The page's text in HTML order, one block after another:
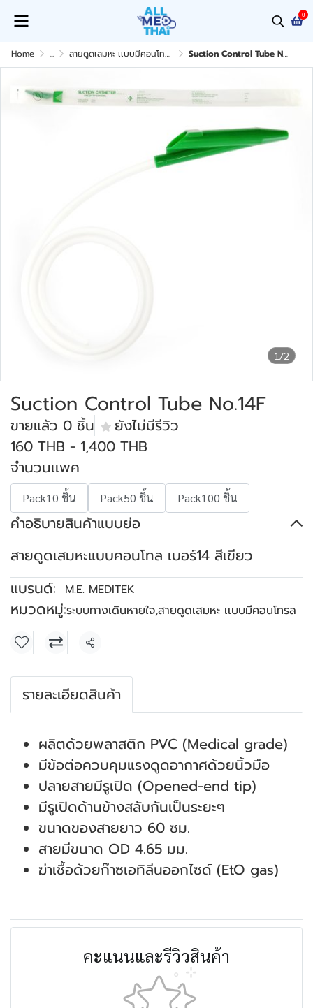
0
Home ... สายดูดเสมหะ เเบบมีคอนโทรล Suction Control Tube No.14F
1/2
Suction Control Tube No.14F
ขายแล้ว 0 ชิ้น
ยังไม่มีรีวิว
160 THB - 1,400 THB
จำนวนเเพค
Pack10 ชิ้น Pack50 ชิ้น Pack100 ชิ้น
คำอธิบายสินค้าแบบย่อ
สายดูดเสมหะแบบคอนโทล เบอร์14 สีเขียว
แบรนด์:
M.E. MEDITEK
หมวดหมู่:ระบบทางเดินหายใจ,สายดูดเสมหะ เเบบมีคอนโทรล
แชร์
รายละเอียดสินค้า
ผลิตด้วยพลาสติก PVC (Medical grade)
มีข้อต่อควบคุมแรงดูดอากาศด้วยนิ้วมือ
ปลายสายมีรูเปิด (Opened-end tip)
มีรูเปิดด้านข้างสลับกันเป็นระยะๆ
ขนาดของสายยาว 60 ซม.
สายมีขนาด OD 4.65 มม.
ฆ่าเชื้อด้วยก๊าซเอทิลีนออกไซด์ (EtO gas)
คะแนนและรีวิวสินค้า